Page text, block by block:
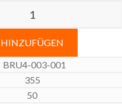
HINZUFÜGEN
BRU4-003-001
355
50